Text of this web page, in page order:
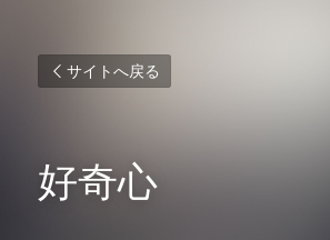
サイトへ戻る
好奇心